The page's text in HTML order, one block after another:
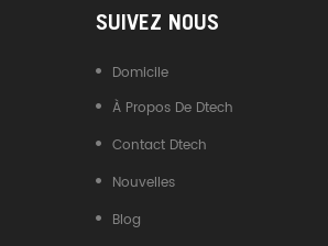
SUIVEZ NOUS
Domicile
À Propos De Dtech
Contact Dtech
Nouvelles
Blog